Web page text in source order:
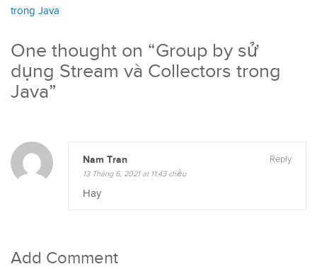
trong Java
One thought on “Group by sử
dụng Stream và Collectors trong
Java”
Nam Tran
13 Tháng 6, 2021 at 11:43 chiều
Reply
Hay
Add Comment